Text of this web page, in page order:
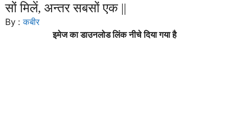
सों मिलें, अन्तर सबसों एक ||
By :कबीर
इमेज का डाउनलोड लिंक नीचे दिया गया है